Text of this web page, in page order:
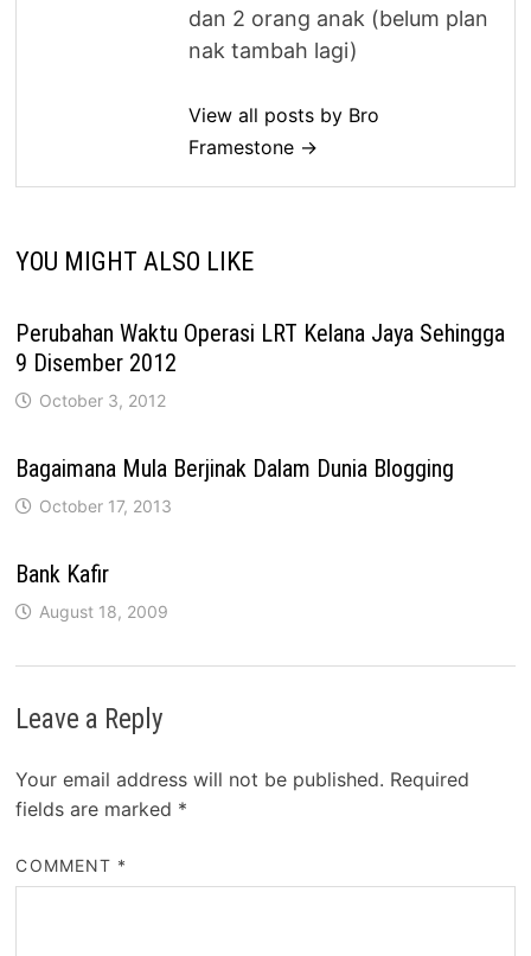
dan 2 orang anak (belum plan
nak tambah lagi)
View all posts by Bro
Framestone →
YOU MIGHT ALSO LIKE
Perubahan Waktu Operasi LRT Kelana Jaya Sehingga
9 Disember 2012
October 3, 2012
Bagaimana Mula Berjinak Dalam Dunia Blogging
October 17, 2013
Bank Kafir
August 18, 2009
Leave a Reply
Your email address will not be published. Required
fields are marked *
COMMENT *